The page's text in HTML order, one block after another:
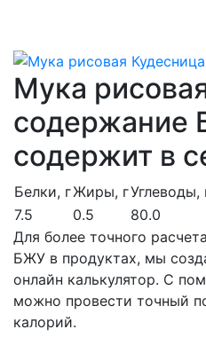
Мука
содержание
содержит в
Белки, гЖиры, гУглеводы,
7.5
0.5 80.0
Для более точного
БЖУ в продуктах, мы
онлайн калькулятор. С
можно провести точный
калорий.